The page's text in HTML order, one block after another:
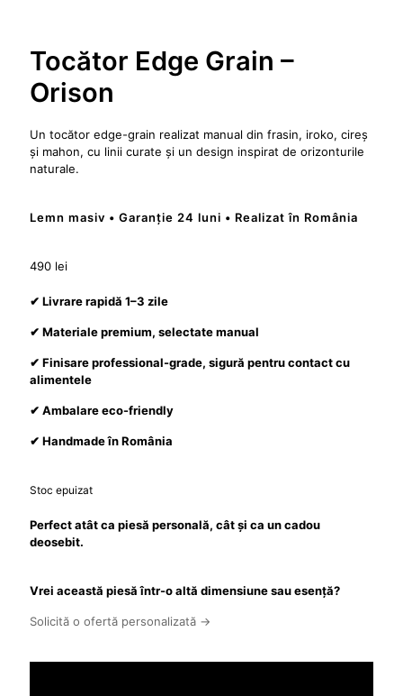
Tocător Edge Grain –
Orison
Un tocător edge-grain realizat manual din frasin, iroko, cireș
și mahon, cu linii curate și un design inspirat de orizonturile
naturale.
Lemn masiv • Garanție 24 luni • Realizat în România
490 lei
✔ Livrare rapidă 1–3 zile
✔ Materiale premium, selectate manual
✔ Finisare professional-grade, sigură pentru contact cu
alimentele
✔ Ambalare eco-friendly
✔ Handmade în România
Stoc epuizat
Perfect atât ca piesă personală, cât și ca un cadou
deosebit.
Vrei această piesă într-o altă dimensiune sau esență?
Solicită o ofertă personalizată →